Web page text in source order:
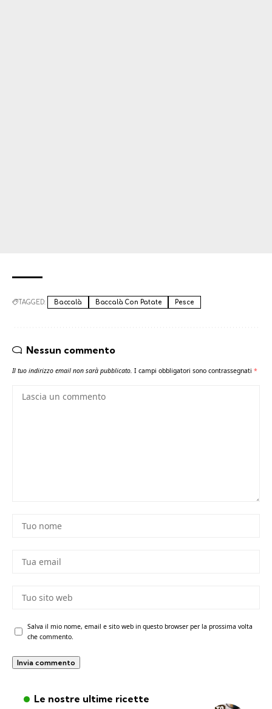
TAGGED: Baccalà Baccalà Con Patate Pesce
Nessun commento
Il tuo indirizzo email non sarà pubblicato. I campi obbligatori sono contrassegnati *
Salva il mio nome, email e sito web in questo browser per la prossima volta
che commento.
Le nostre ultime ricette